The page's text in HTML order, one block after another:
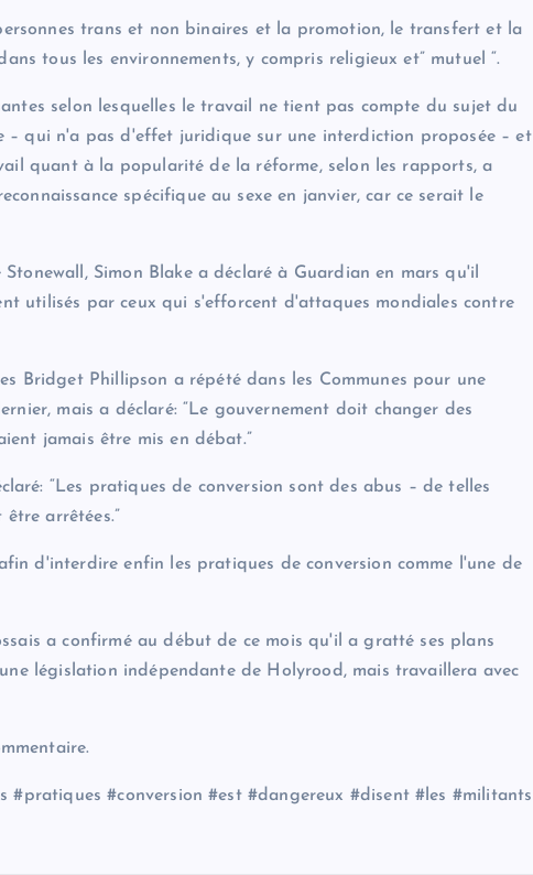
trans et non binaires et la promotion, le transfert et la
tous les environnements, y compris religieux et” mutuel “.
selon lesquelles le travail ne tient pas compte du sujet du
– qui n'a pas d'effet juridique sur une interdiction proposée – et
quant à la popularité de la réforme, selon les rapports, a
spécifique au sexe en janvier, car ce serait le
Simon Blake a déclaré à Guardian en mars qu'il
utilisés par ceux qui s'efforcent d'attaques mondiales contre
Bridget Phillipson a répété dans les Communes pour une
mais a déclaré: “Le gouvernement doit changer des
jamais être mis en débat.”
“Les pratiques de conversion sont des abus – de telles
arrêtées.”
d'interdire enfin les pratiques de conversion comme l'une de
a confirmé au début de ce mois qu'il a gratté ses plans
législation indépendante de Holyrood, mais travaillera avec
#conversion #est #dangereux #disent #les #militants